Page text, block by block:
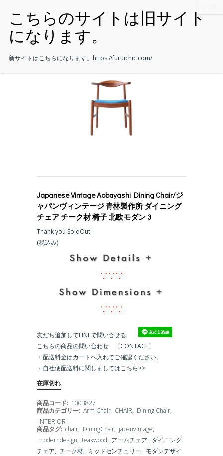
Japanese Vintage Aobayashi Dining Chair/ジ
ャパンヴィンテージ 青林製作所 ダイニング
チェア チーク材 椅子 北欧モダン 3
Thank you SoldOut
(税込み)
∵∵∵
∵∵∵
友だち追加してLINEで問い合せる
こちらの商品の問い合わせ 〔CONTACT〕
・配送料金はカートへ入れてご確認ください。
・ 自社便配送料に関しましてはこちら>>
在庫切れ
商品コード: 1003827
商品カテゴリー: Arm Chair, CHAIR, Dining Chair,
INTERIOR
商品タグ: chair, DiningChair, japanvintage,
moderndesign, teakwood, アームチェア, ダイニング
チェア, チーク材, ミッドセンチュリー, モダンデザイ
新サイトはこちらになります。 https://furuichic.com/